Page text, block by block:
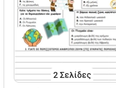
2Σελίδες